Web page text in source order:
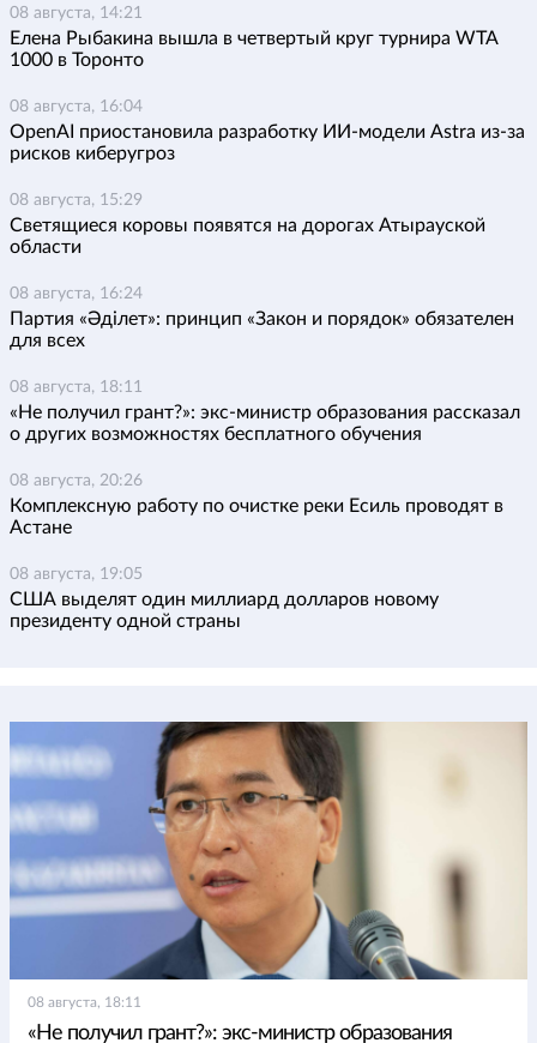
08 августа, 14:21
Елена Рыбакина вышла в четвертый круг турнира WTA
1000 в Торонто
08 августа, 16:04
OpenAI приостановила разработку ИИ-модели Astra из-за
рисков киберугроз
08 августа, 15:29
Светящиеся коровы появятся на дорогах Атырауской
области
08 августа, 16:24
Партия «Әділет»: принцип «Закон и порядок» обязателен
для всех
08 августа, 18:11
«Не получил грант?»: экс-министр образования рассказал
о других возможностях бесплатного обучения
08 августа, 20:26
Комплексную работу по очистке реки Есиль проводят в
Астане
08 августа, 19:05
США выделят один миллиард долларов новому
президенту одной страны
08 августа, 18:11
«Не получил грант?»: экс-министр образования